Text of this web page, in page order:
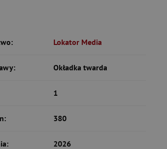
Lokator Media
Okładka twarda
1
380
2026